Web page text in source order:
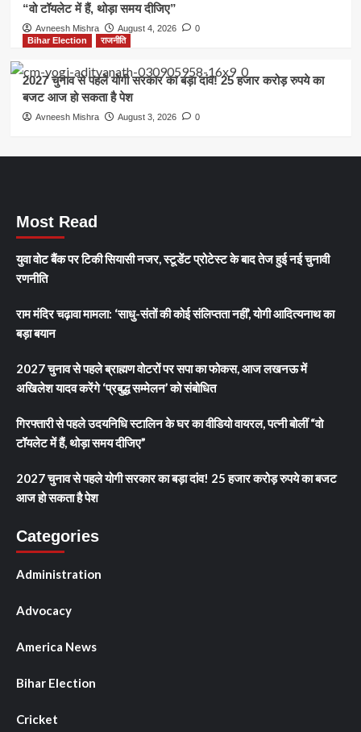
“वो टॉयलेट में हैं, थोड़ा समय दीजिए”
Avneesh Mishra August 4, 2026
0
Bihar Election
राजनीति
2027 चुनाव से पहले योगी सरकार का बड़ा दांव! 25 हजार करोड़ रुपये का
बजट आज हो सकता है पेश
Avneesh Mishra August 3, 2026 0
Most Read
युवा वोट बैंक पर टिकी सियासी नजर, स्टूडेंट प्रोटेस्ट के बाद तेज हुई नई चुनावी
रणनीति
राम मंदिर चढ़ावा मामला: ‘साधु-संतों की कोई संलिप्तता नहीं’, योगी आदित्यनाथ का
बड़ा बयान
2027 चुनाव से पहले ब्राह्मण वोटरों पर सपा का फोकस, आज लखनऊ में
अखिलेश यादव करेंगे ‘प्रबुद्ध सम्मेलन’ को संबोधित
गिरफ्तारी से पहले उदयनिधि स्टालिन के घर का वीडियो वायरल, पत्नी बोलीं “वो
टॉयलेट में हैं, थोड़ा समय दीजिए”
2027 चुनाव से पहले योगी सरकार का बड़ा दांव! 25 हजार करोड़ रुपये का बजट
आज हो सकता है पेश
Categories
Administration
Advocacy
America News
Bihar Election
Cricket